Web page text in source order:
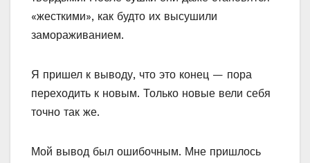
«жесткими», как будто их высушили
замораживанием.
Я пришел к выводу, что это конец — пора
переходить к новым. Только новые вели себя
точно так же.
Мой вывод был ошибочным. Мне пришлось